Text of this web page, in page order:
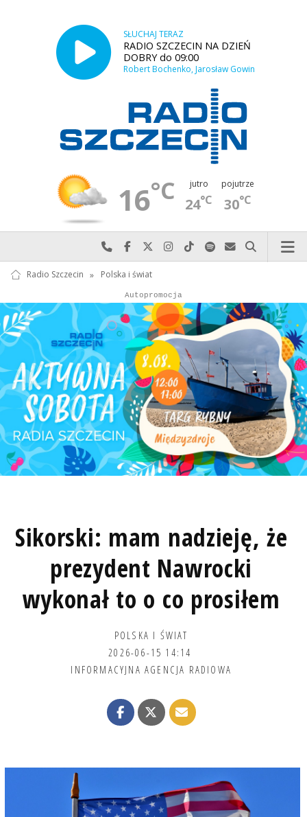
SŁUCHAJ TERAZ
RADIO SZCZECIN NA DZIEŃ
DOBRY do 09:00
Robert Bochenko, Jarosław Gowin
16°C jutro
24°C
pojutrze
30°C
Najlepiej po prostu do nas zadzwoń
Odwiedź nas na Facebook-u
Odwiedź nas na X
Odwiedź nas na Instagram-ie
Odwiedź nas na TikTok-u
Szukaj nas na Spotify
Wyślij do nas
Szukaj
Radio Szczecin » Polska i świat
Autopromocja
Autopromocja
Reklama
Sikorski: mam nadzieję, że
prezydent Nawrocki
wykonał to o co prosiłem
POLSKA I ŚWIAT
2026-06-15 14:14
INFORMACYJNA AGENCJA RADIOWA